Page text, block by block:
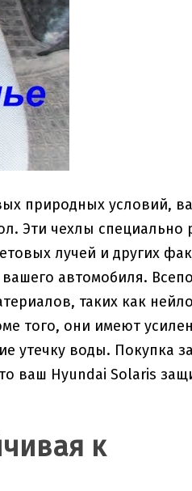
природных условий,
Эти чехлы специально
лучей и других
автомобиля.
таких как
того, они имеют
утечку воды. Покупка
ваш Hyundai Solaris
к